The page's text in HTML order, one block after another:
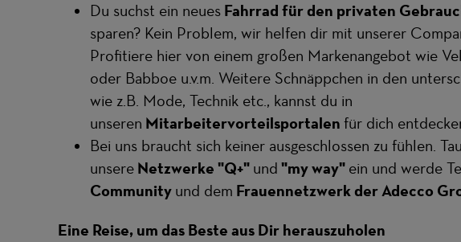
Du suchst ein neues Fahrrad für den privaten
sparen? Kein Problem, wir helfen dir mit unserer
Profitiere hier von einem großen Markenangebot wie
oder Babboe u.v.m. Weitere Schnäppchen in den
wie z.B. Mode, Technik etc., kannst du in
unseren Mitarbeitervorteilsportalen für dich
Bei uns braucht sich keiner ausgeschlossen zu fühlen.
unsere Netzwerke "Q+" und "my way" ein und werde
Community und dem Frauennetzwerk der Adecco
Eine Reise, um das Beste aus Dir herauszuholen